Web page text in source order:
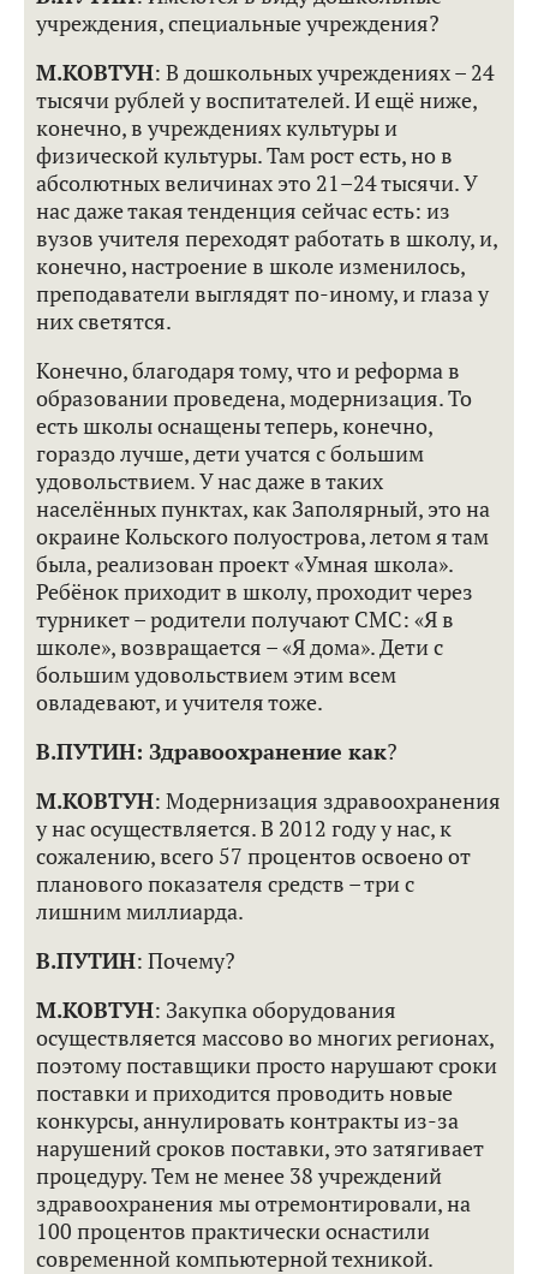
учреждения, специальные учреждения?
М.КОВТУН: В дошкольных учреждениях – 24
тысячи рублей у воспитателей. И ещё ниже,
конечно, в учреждениях культуры и
физической культуры. Там рост есть, но в
абсолютных величинах это 21–24 тысячи. У
нас даже такая тенденция сейчас есть: из
вузов учителя переходят работать в школу, и,
конечно, настроение в школе изменилось,
преподаватели выглядят по-иному, и глаза у
них светятся.
Конечно, благодаря тому, что и реформа в
образовании проведена, модернизация. То
есть школы оснащены теперь, конечно,
гораздо лучше, дети учатся с большим
удовольствием. У нас даже в таких
населённых пунктах, как Заполярный, это на
окраине Кольского полуострова, летом я там
была, реализован проект «Умная школа».
Ребёнок приходит в школу, проходит через
турникет – родители получают СМС: «Я в
школе», возвращается – «Я дома». Дети с
большим удовольствием этим всем
овладевают, и учителя тоже.
В.ПУТИН: Здравоохранение как?
М.КОВТУН: Модернизация здравоохранения
у нас осуществляется. В 2012 году у нас, к
сожалению, всего 57 процентов освоено от
планового показателя средств – три с
лишним миллиарда.
В.ПУТИН: Почему?
М.КОВТУН: Закупка оборудования
осуществляется массово во многих регионах,
поэтому поставщики просто нарушают сроки
поставки и приходится проводить новые
конкурсы, аннулировать контракты из-за
нарушений сроков поставки, это затягивает
процедуру. Тем не менее 38 учреждений
здравоохранения мы отремонтировали, на
100 процентов практически оснастили
современной компьютерной техникой.